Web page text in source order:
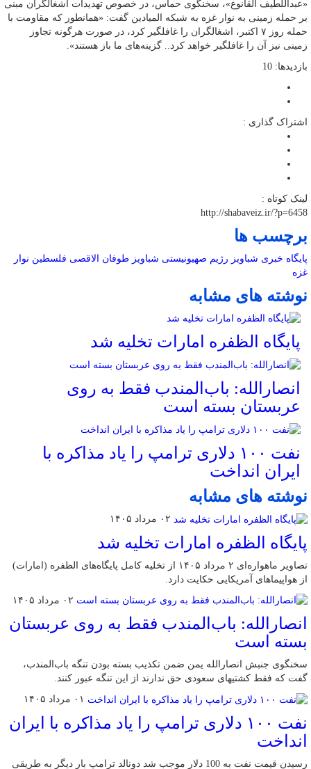
«عبداللطیف القانوع»، سخنگوی حماس، در خصوص تهدیدات اشغالگران مبنی
بر حمله زمینی به نوار غزه به شبکه المیادین گفت: «همانطور که مقاومت با
حمله روز ۷ اکتبر، اشغالگران را غافلگیر کرد، در صورت هرگونه تجاوز
زمینی نیز آن را غافلگیر خواهد کرد.. گزینه‌های ما باز هستند».
بازدیدها: 10
اشتراک گذاری :
لینک کوتاه :
http://shabaveiz.ir/?p=6458
برچسب ها
پایگاه خبری شباویز رژیم صهیونیستی شباویز طوفان الاقصی فلسطین نوار
غزه
نوشته های مشابه
پایگاه الظفره امارات تخلیه شد
انصارالله: باب‌المندب فقط به روی
عربستان بسته است
نفت ۱۰۰ دلاری ترامپ را یاد مذاکره با
ایران انداخت
نوشته های مشابه
۰۲ مرداد ۱۴۰۵
پایگاه الظفره امارات تخلیه شد
تصاویر ماهواره‌ای ۲ مرداد ۱۴۰۵ از تخلیه کامل پایگاه‌های الظفره (امارات)
از هواپیماهای آمریکایی حکایت دارد.
۰۲ مرداد ۱۴۰۵
انصارالله: باب‌المندب فقط به روی عربستان
بسته است
سخنگوی جنبش انصارالله یمن ضمن تکذیب بسته بودن تنگه باب‌المندب،
گفت که فقط کشتیهای سعودی حق ندارند از این تنگه عبور کنند.
۰۱ مرداد ۱۴۰۵
نفت ۱۰۰ دلاری ترامپ را یاد مذاکره با ایران
انداخت
رسیدن قیمت نفت به 100 دلار موجب شد دونالد ترامپ بار دیگر به طریقی